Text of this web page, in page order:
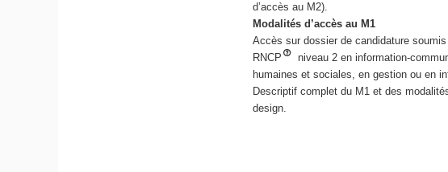
d’accès au M2).
Modalités d’accès au M1
Accès sur dossier de candidature
RNCP
niveau 2 en information-
humaines et sociales, en gestion ou en
Descriptif complet du M1 et des
design.